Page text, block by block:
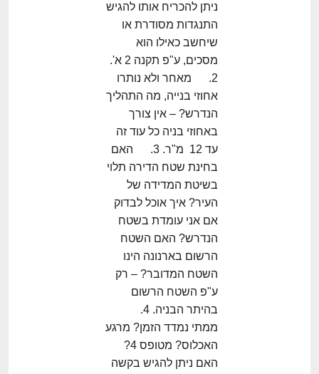
ניתן להכריח אותו להגיש
התנגדות מסודרת או
שיחשב כאילו הוא
מסכים, ע"פ תקנה 2 א'.
2. מאחר ולא נותרו
אחוזי בנייה, מה התהליך
הנדרש? – אין צורך
באחוזי בניה כל עוד זה
עד 12 מ"ר. 3. האם
בחינת שטח הדירה תלוי
בשיטת המדידה של
העיר? איך אוכל לבדוק
אם אני עומדת בשטח
הנדרש? האם השטח
הרשום בארנונה הינו
השטח המדובר? – רק
ע"פ השטח הרשום
בהיתר הבניה. 4.
ממתי נמדד הזמן? מרגע
האכלוס? מטופס 4?
האם ניתן להגיש בקשה